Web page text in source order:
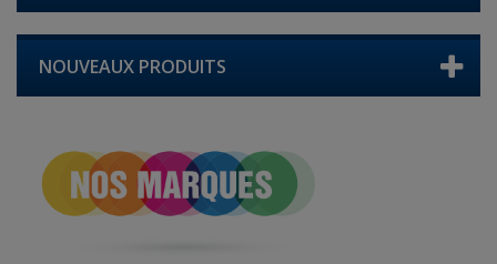
NOUVEAUX PRODUITS